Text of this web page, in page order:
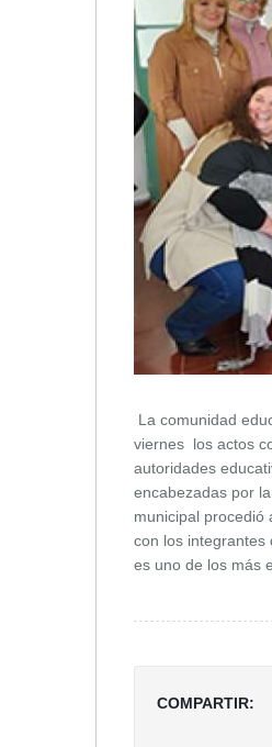
La comunidad
viernes los actos
autoridades
encabezadas por
municipal procedió
con los integrantes
es uno de los más
COMPARTIR: